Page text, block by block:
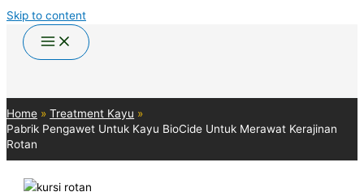
Skip to content
Home
Treatment Kayu
Pabrik Pengawet Untuk Kayu BioCide Untuk Merawat Kerajinan
Rotan